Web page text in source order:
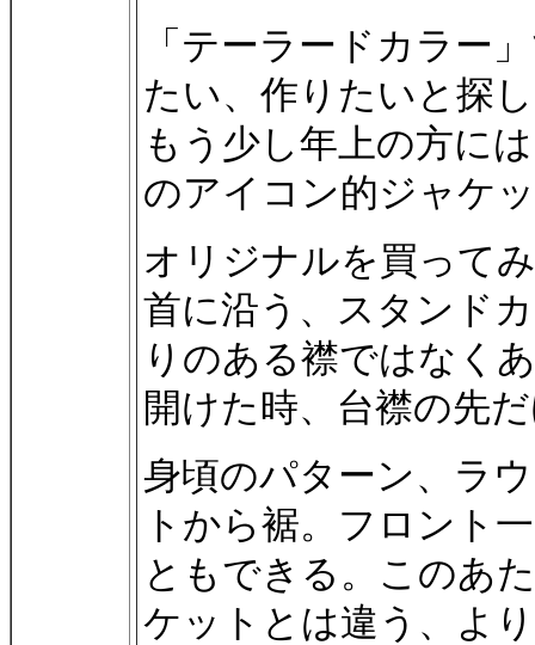
「テーラードカラー
たい、作りたいと探
もう少し年上の方に
のアイコン的ジャケ
オリジナルを買って
首に沿う、スタンド
りのある襟ではなく
開けた時、台襟の先
身頃のパターン、ラ
トから裾。フロント
ともできる。このあ
ケットとは違う、よ